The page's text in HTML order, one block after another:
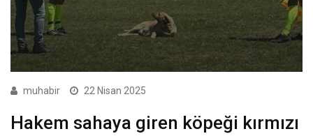
muhabir 22 Nisan 2025
Hakem sahaya giren köpeği kırmızı